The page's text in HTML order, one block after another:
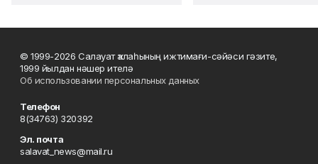
© 1999-2026 Салауат ҡалаһының ижтимағи-сәйәси гәзите,
1999 йылдан нәшер ителә
Об использовании персональных данных
Телефон
8(34763) 320392
Эл. почта
salavat_news@mail.ru